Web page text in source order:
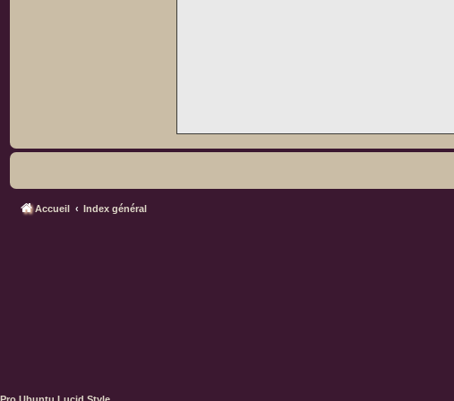
Accueil Index général